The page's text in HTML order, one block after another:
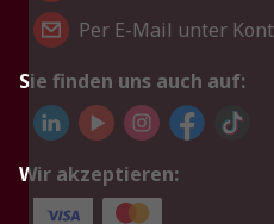
Per E-Mail unter
Sie finden uns auch auf:
Wir akzeptieren: